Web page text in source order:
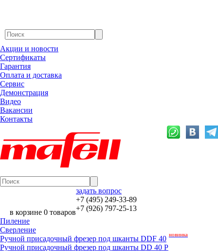
Акции и новости
Сертификаты
Гарантия
Оплата и доставка
Сервис
Демонстрация
Видео
Вакансии
Контакты
в корзине 0 товаров
задать вопрос
+7 (495) 249-33-89
+7 (926) 797-25-13
Пиление
Сверление
Ручной присадочный фрезер под шканты DDF 40 новинка
Ручной присадочный фрезер под шканты DD 40 P